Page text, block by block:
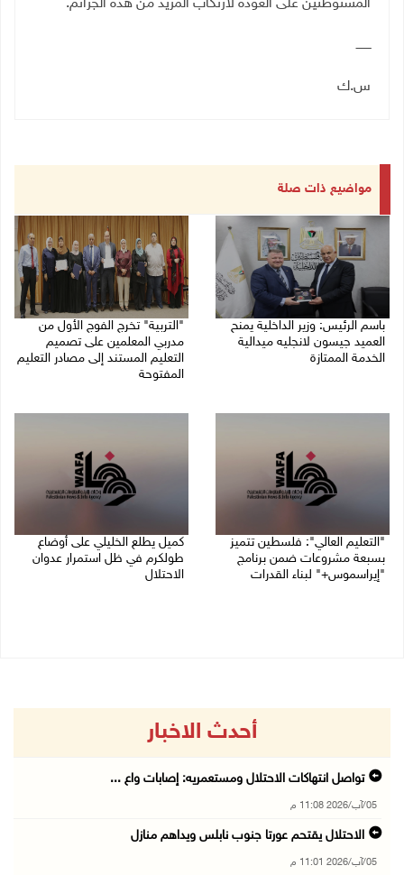
المستوطنين على العودة لارتكاب المزيد من هذه الجرائم.
ــــــــ
س.ك
مواضيع ذات صلة
باسم الرئيس: وزير الداخلية يمنح
العميد جيسون لانجليه ميدالية
الخدمة الممتازة
"التربية" تخرج الفوج الأول من
مدربي المعلمين على تصميم
التعليم المستند إلى مصادر التعليم
المفتوحة
"التعليم العالي": فلسطين تتميز
بسبعة مشروعات ضمن برنامج
"إيراسموس+" لبناء القدرات
كميل يطلع الخليلي على أوضاع
طولكرم في ظل استمرار عدوان
الاحتلال
أحدث الاخبار
تواصل انتهاكات الاحتلال ومستعمريه: إصابات واع ...
05/آب/2026 11:08 م
الاحتلال يقتحم عورتا جنوب نابلس ويداهم منازل
05/آب/2026 11:01 م